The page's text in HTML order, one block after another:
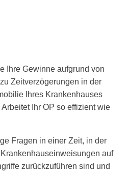
up
and
down
arrows
to
Press
enter
to
go
Ihre Gewinne aufgrund von
Zeitverzögerungen in der
Ihres Krankenhauses
Ihr OP so effizient wie
Fragen in einer Zeit, in der
auf
zurückzuführen sind und